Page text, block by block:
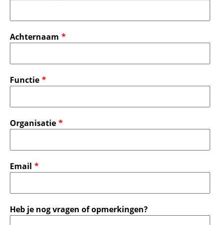
Achternaam
Functie
Organisatie
Email
Heb je nog vragen of opmerkingen?